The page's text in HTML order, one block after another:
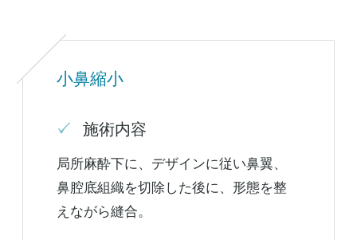
小鼻縮小
施術内容
局所麻酔下に、デザインに従い鼻翼、
鼻腔底組織を切除した後に、形態を整
えながら縫合。